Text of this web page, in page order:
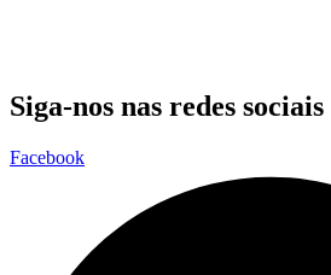
Siga-nos nas redes sociais
Facebook